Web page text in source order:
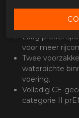
De achterkant
Laag profiel
voor meer
Twee
waterdichte
voering.
Volledig CE-
categorie II